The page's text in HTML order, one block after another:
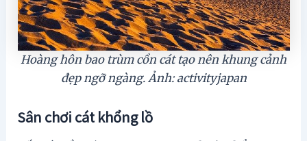
Hoàng hôn bao trùm cồn cát tạo nên khung cảnh
đẹp ngỡ ngàng. Ảnh: activityjapan
Sân chơi cát khổng lồ